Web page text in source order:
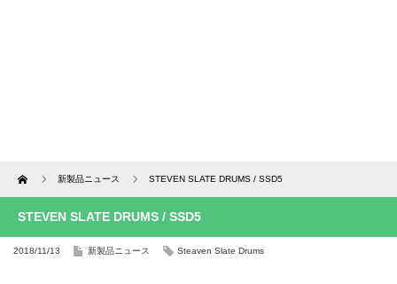
Home 新製品ニュース STEVEN SLATE DRUMS / SSD5
STEVEN SLATE DRUMS / SSD5
2018/11/13 新製品ニュース Steaven Slate Drums